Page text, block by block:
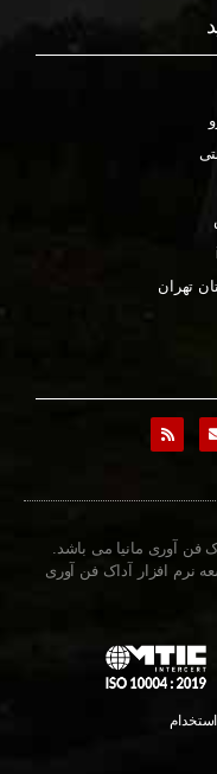
تهران
فن آوری مانیا می باشد.
نرم افزار آداک فن آوری